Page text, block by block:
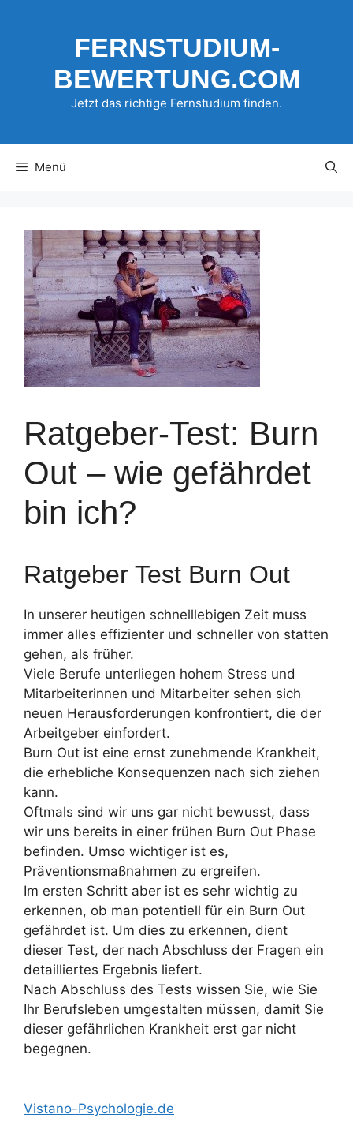
FERNSTUDIUM-
BEWERTUNG.COM
Jetzt das richtige Fernstudium finden.
Menü
Ratgeber-Test: Burn
Out – wie gefährdet
bin ich?
Ratgeber Test Burn Out
In unserer heutigen schnelllebigen Zeit muss
immer alles effizienter und schneller von statten
gehen, als früher.
Viele Berufe unterliegen hohem Stress und
Mitarbeiterinnen und Mitarbeiter sehen sich
neuen Herausforderungen konfrontiert, die der
Arbeitgeber einfordert.
Burn Out ist eine ernst zunehmende Krankheit,
die erhebliche Konsequenzen nach sich ziehen
kann.
Oftmals sind wir uns gar nicht bewusst, dass
wir uns bereits in einer frühen Burn Out Phase
befinden. Umso wichtiger ist es,
Präventionsmaßnahmen zu ergreifen.
Im ersten Schritt aber ist es sehr wichtig zu
erkennen, ob man potentiell für ein Burn Out
gefährdet ist. Um dies zu erkennen, dient
dieser Test, der nach Abschluss der Fragen ein
detailliertes Ergebnis liefert.
Nach Abschluss des Tests wissen Sie, wie Sie
Ihr Berufsleben umgestalten müssen, damit Sie
dieser gefährlichen Krankheit erst gar nicht
begegnen.
Vistano-Psychologie.de